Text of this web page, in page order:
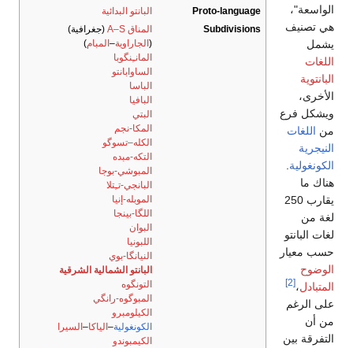
Proto-language
البانتو البدائية
Subdivisions
المناق A–S
(جغرافية)
( الجاراوية– المبام)
المانـِنگوبا
الساوابانتو
الباسا
البافيا
البتي
المكا-نجم
الكله–تسوگو
التكه-مبده
المبوشي-بوجا
البانجي-تـِتلا
الموبله-إنيا
اللگا-بينجا
البوان
اللبونيا
النيانگا-بوي
البانتو الشمالية الشرقية
التونگوه
المبوگوه-رانگي
الكيلومبرو
الكونغولية– الياكا– السيرا
الكيمبوندو
الواسعة"،
هي تصنيف
يشمل
اللغات
البانتوية
الأخرى،
ويشكل فرع
من اللغات
النيجرية
الكونغولية
هناك ما
يقارب 250
لغة من
لغات البانتو
حسب معيار
الوضوح
المتبادل،[2]
على الرغم
من أن
التفرقة بين